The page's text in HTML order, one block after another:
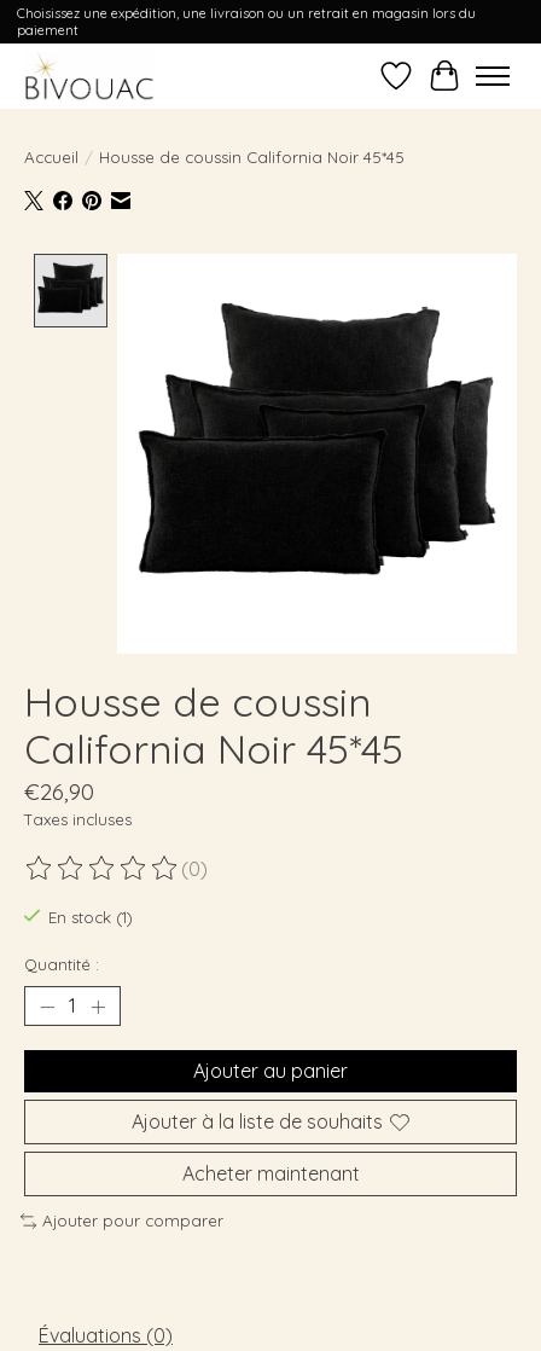
Choisissez une expédition, une livraison ou un retrait en magasin lors du
paiement
Liste dePanier
Accueil / Housse de coussin California Noir 45*45
Housse de coussin
California Noir 45*45
€26,90
Taxes incluses
Ce produit est évalué à
(0)
En stock (1)
Quantité :
Ajouter au panier
Ajouter à la liste de souhaits
Acheter maintenant
Ajouter pour comparer
Évaluations (0)